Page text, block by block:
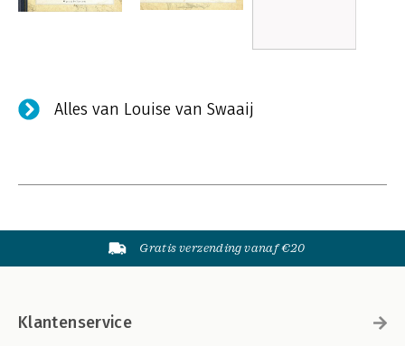
Alles van Louise van Swaaij
Gratis verzending vanaf €20
Klantenservice